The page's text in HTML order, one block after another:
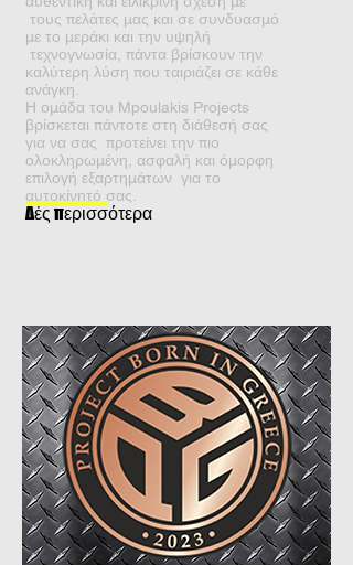
τους πελάτες μας και σε συνδυασμό
με το μεράκι και την υψηλή
τεχνογνωσία, πάντα βρίσκουν την
καλύτερη λύση που ταιριάζει σε κάθε
ανάγκη.
Η ομάδα του Mpoulakis Projects
βρίσκεται πάντοτε στη διάθεσή σας
για να σας προτείνει την πιο
ολοκληρωμένη, ασφαλή και όμορφη
επιλογή εξαρτημάτων για το
αυτοκίνητό σας.
Δές περισσότερα